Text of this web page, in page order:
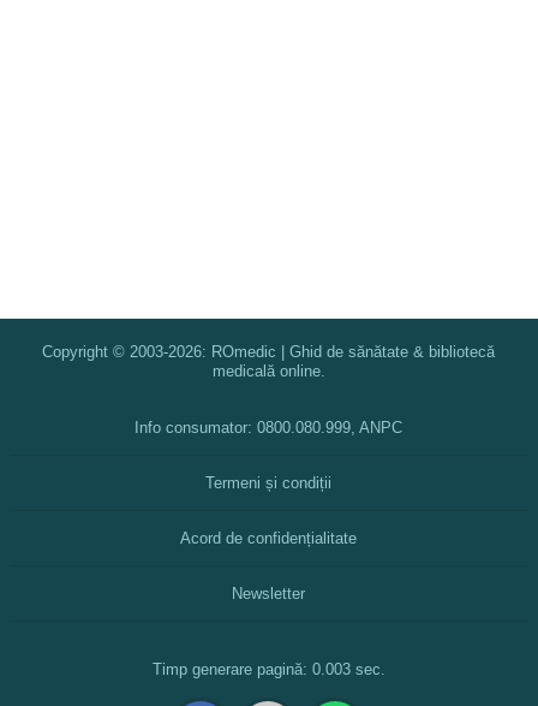
Copyright © 2003-2026: ROmedic | Ghid de sănătate & bibliotecă
medicală online.
Info consumator: 0800.080.999, ANPC
Termeni și condiții
Acord de confidențialitate
Newsletter
Timp generare pagină: 0.003 sec.